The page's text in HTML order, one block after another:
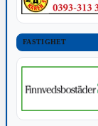
FASTIGHET